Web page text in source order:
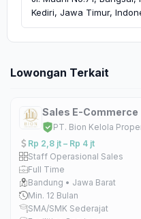
Kediri, Jawa Timur,
Lowongan Terkait
Sales E-Commerce
PT. Bion Kelola
Rp 2,8 jt – Rp 4 jt
Staff Operasional Sales
Full Time
Bandung • Jawa Barat
Min. 12 Bulan
SMA/SMK Sederajat